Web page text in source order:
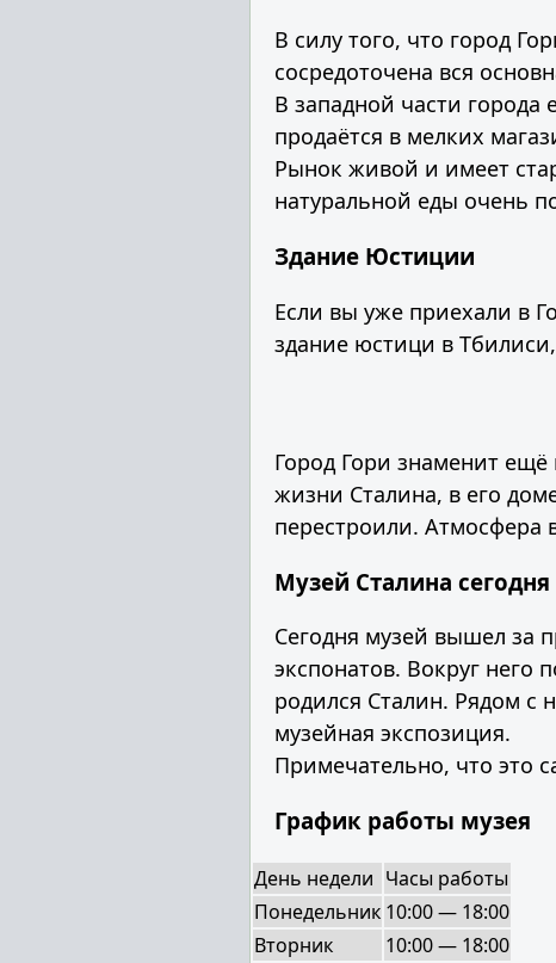
В силу того, что город
сосредоточена вся
В западной части города
продаётся в мелких
Рынок живой и имеет
натуральной еды очень
Здание Юстиции
Если вы уже приехали в
здание юстици в
Город Гори знаменит
жизни Сталина, в его
перестроили. Атмосфера
Музей Сталина сегодня
Сегодня музей вышел за
экспонатов. Вокруг него
родился Сталин. Рядом с
музейная экспозиция.
Примечательно, что это
График работы музея
День недели Часы работы
Понедельник 10:00 — 18:00
Вторник
10:00 — 18:00